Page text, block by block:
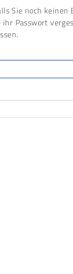
Sie noch keinen
ihr Passwort